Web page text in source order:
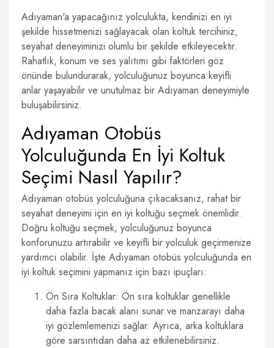
Adıyaman'a yapacağınız yolculukta, kendinizi en iyi
şekilde hissetmenizi sağlayacak olan koltuk tercihiniz,
seyahat deneyiminizi olumlu bir şekilde etkileyecektir.
Rahatlık, konum ve ses yalıtımı gibi faktörleri göz
önünde bulundurarak, yolculuğunuz boyunca keyifli
anlar yaşayabilir ve unutulmaz bir Adıyaman deneyimiyle
buluşabilirsiniz.
Adıyaman Otobüs
Yolculuğunda En İyi Koltuk
Seçimi Nasıl Yapılır?
Adıyaman otobüs yolculuğuna çıkacaksanız, rahat bir
seyahat deneyimi için en iyi koltuğu seçmek önemlidir.
Doğru koltuğu seçmek, yolculuğunuz boyunca
konforunuzu artırabilir ve keyifli bir yolculuk geçirmenize
yardımcı olabilir. İşte Adıyaman otobüs yolculuğunda en
iyi koltuk seçimini yapmanız için bazı ipuçları:
Ön Sıra Koltuklar: Ön sıra koltuklar genellikle
daha fazla bacak alanı sunar ve manzarayı daha
iyi gözlemlemenizi sağlar. Ayrıca, arka koltuklara
göre sarsıntıdan daha az etkilenebilirsiniz.